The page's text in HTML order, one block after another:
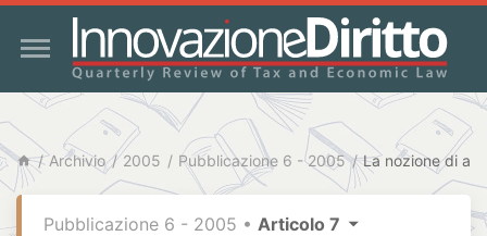
Archivio 2005 Pubblicazione 6 - 2005 La nozione di
Pubblicazione 6 - 2005 • Articolo 7